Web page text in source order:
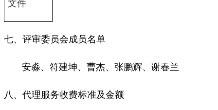
文件
七、评审委员会成员名单
安淼、符建坤、曹杰、张鹏辉、谢春兰
八、代理服务收费标准及金额